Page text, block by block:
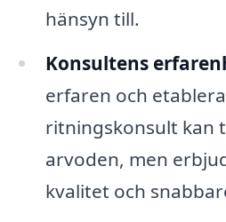
hänsyn till.
Konsultens
erfaren och
ritningskonsult kan
arvoden, men
kvalitet och